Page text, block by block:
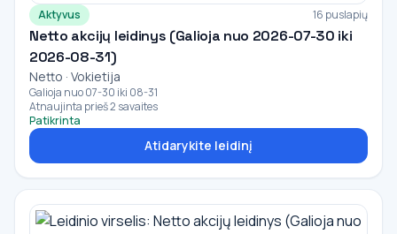
Aktyvus 16 puslapių
Netto akcijų leidinys (Galioja nuo 2026-07-30 iki
2026-08-31)
Netto · Vokietija
Galioja nuo 07-30 iki 08-31
Atnaujinta prieš 2 savaites
Patikrinta
Atidarykite leidinį